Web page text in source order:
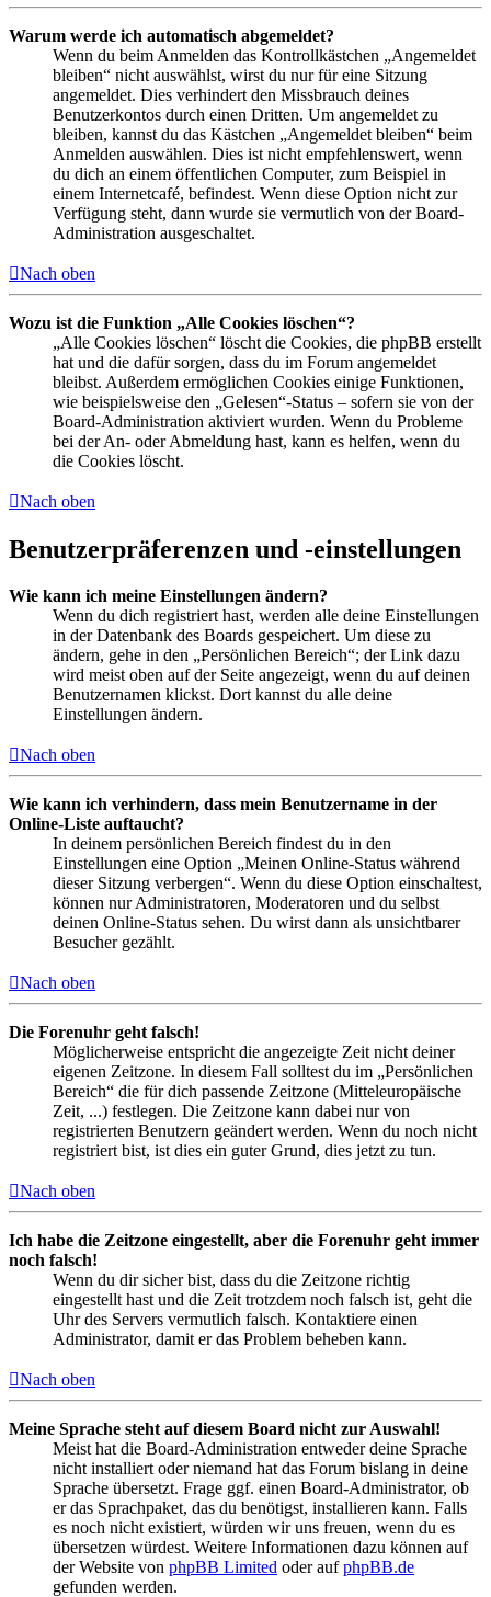
Warum werde ich automatisch abgemeldet?
Wenn du beim Anmelden das Kontrollkästchen „Angemeldet
bleiben“ nicht auswählst, wirst du nur für eine Sitzung
angemeldet. Dies verhindert den Missbrauch deines
Benutzerkontos durch einen Dritten. Um angemeldet zu
bleiben, kannst du das Kästchen „Angemeldet bleiben“ beim
Anmelden auswählen. Dies ist nicht empfehlenswert, wenn
du dich an einem öffentlichen Computer, zum Beispiel in
einem Internetcafé, befindest. Wenn diese Option nicht zur
Verfügung steht, dann wurde sie vermutlich von der Board-
Administration ausgeschaltet.
Nach oben
Wozu ist die Funktion „Alle Cookies löschen“?
„Alle Cookies löschen“ löscht die Cookies, die phpBB erstellt
hat und die dafür sorgen, dass du im Forum angemeldet
bleibst. Außerdem ermöglichen Cookies einige Funktionen,
wie beispielsweise den „Gelesen“-Status – sofern sie von der
Board-Administration aktiviert wurden. Wenn du Probleme
bei der An- oder Abmeldung hast, kann es helfen, wenn du
die Cookies löscht.
Nach oben
Benutzerpräferenzen und -einstellungen
Wie kann ich meine Einstellungen ändern?
Wenn du dich registriert hast, werden alle deine Einstellungen
in der Datenbank des Boards gespeichert. Um diese zu
ändern, gehe in den „Persönlichen Bereich“; der Link dazu
wird meist oben auf der Seite angezeigt, wenn du auf deinen
Benutzernamen klickst. Dort kannst du alle deine
Einstellungen ändern.
Nach oben
Wie kann ich verhindern, dass mein Benutzername in der
Online-Liste auftaucht?
In deinem persönlichen Bereich findest du in den
Einstellungen eine Option „Meinen Online-Status während
dieser Sitzung verbergen“. Wenn du diese Option einschaltest,
können nur Administratoren, Moderatoren und du selbst
deinen Online-Status sehen. Du wirst dann als unsichtbarer
Besucher gezählt.
Nach oben
Die Forenuhr geht falsch!
Möglicherweise entspricht die angezeigte Zeit nicht deiner
eigenen Zeitzone. In diesem Fall solltest du im „Persönlichen
Bereich“ die für dich passende Zeitzone (Mitteleuropäische
Zeit, ...) festlegen. Die Zeitzone kann dabei nur von
registrierten Benutzern geändert werden. Wenn du noch nicht
registriert bist, ist dies ein guter Grund, dies jetzt zu tun.
Nach oben
Ich habe die Zeitzone eingestellt, aber die Forenuhr geht immer
noch falsch!
Wenn du dir sicher bist, dass du die Zeitzone richtig
eingestellt hast und die Zeit trotzdem noch falsch ist, geht die
Uhr des Servers vermutlich falsch. Kontaktiere einen
Administrator, damit er das Problem beheben kann.
Nach oben
Meine Sprache steht auf diesem Board nicht zur Auswahl!
Meist hat die Board-Administration entweder deine Sprache
nicht installiert oder niemand hat das Forum bislang in deine
Sprache übersetzt. Frage ggf. einen Board-Administrator, ob
er das Sprachpaket, das du benötigst, installieren kann. Falls
es noch nicht existiert, würden wir uns freuen, wenn du es
übersetzen würdest. Weitere Informationen dazu können auf
der Website von phpBB Limited oder aufphpBB.de
gefunden werden.